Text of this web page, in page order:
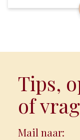
Verken Beaune
Tips,
of
Mail naar: